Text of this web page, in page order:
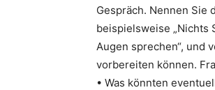
Gespräch. Nennen Sie
beispielsweise „Nichts
Augen sprechen“, und
vorbereiten können.
• Was könnten